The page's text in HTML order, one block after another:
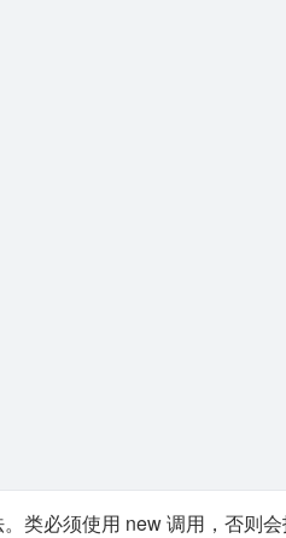
类必须使用 new 调用，否则